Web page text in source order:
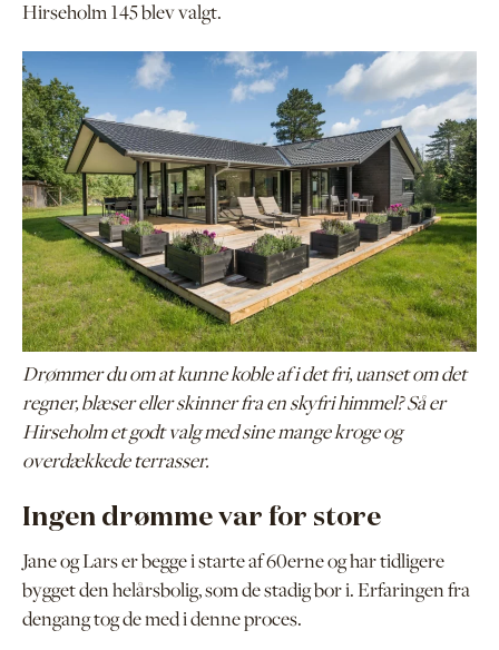
Hirseholm 145 blev valgt.
Drømmer du om at kunne koble af i det fri, uanset om det
regner, blæser eller skinner fra en skyfri himmel? Så er
Hirseholm et godt valg med sine mange kroge og
overdækkede terrasser.
Ingen drømme var for store
Jane og Lars er begge i starte af 60erne og har tidligere
bygget den helårsbolig, som de stadig bor i. Erfaringen fra
dengang tog de med i denne proces.